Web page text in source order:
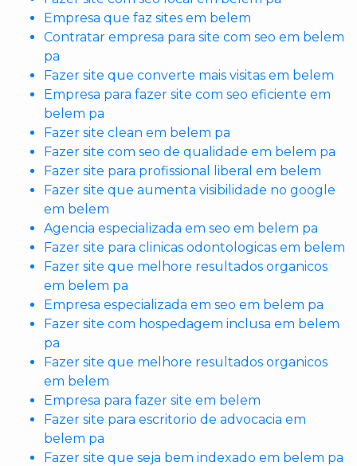
Empresa que faz sites em belem
Contratar empresa para site com seo em belem
pa
Fazer site que converte mais visitas em belem
Empresa para fazer site com seo eficiente em
belem pa
Fazer site clean em belem pa
Fazer site com seo de qualidade em belem pa
Fazer site para profissional liberal em belem
Fazer site que aumenta visibilidade no google
em belem
Agencia especializada em seo em belem pa
Fazer site para clinicas odontologicas em belem
Fazer site que melhore resultados organicos
em belem pa
Empresa especializada em seo em belem pa
Fazer site com hospedagem inclusa em belem
pa
Fazer site que melhore resultados organicos
em belem
Empresa para fazer site em belem
Fazer site para escritorio de advocacia em
belem pa
Fazer site que seja bem indexado em belem pa